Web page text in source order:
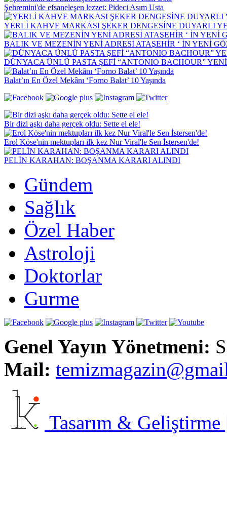
Şehremini'de efsaneleşen lezzet: Pideci Asım Usta
YERLİ KAHVE MARKASI ŞEKER DENGESİNE DUYARLI
BALIK VE MEZENİN YENİ ADRESİ ATAŞEHİR ‘ İN YENİ
DÜNYACA ÜNLÜ PASTA ŞEFİ “ANTONIO BACHOUR”
Balat’ın En Özel Mekânı ‘Forno Balat’ 10 Yaşında
Bir dizi aşkı daha gerçek oldu: Sette el ele!
Erol Köse'nin mektupları ilk kez Nur Viral'le Sen İstersen'de!
PELİN KARAHAN: BOŞANMA KARARI ALINDI
Gündem
Sağlık
Özel Haber
Astroloji
Doktorlar
Gurme
Genel Yayın Yönetmeni:
Mail: t
Tasarım &